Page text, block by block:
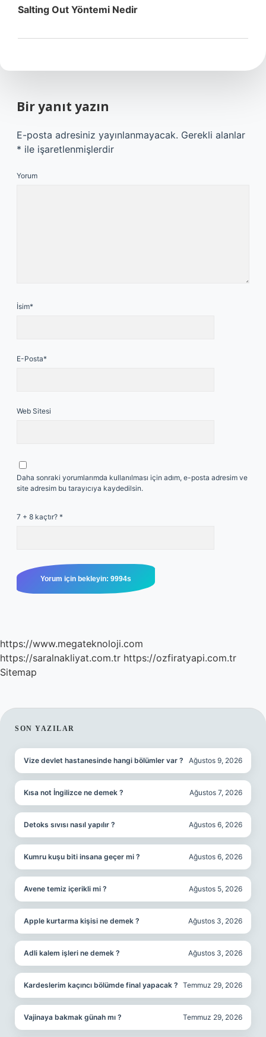
Salting Out Yöntemi Nedir
Bir yanıt yazın
E-posta adresiniz yayınlanmayacak. Gerekli alanlar
* ile işaretlenmişlerdir
Yorum
İsim*
E-Posta*
Web Sitesi
Daha sonraki yorumlarımda kullanılması için adım, e-posta adresim ve
site adresim bu tarayıcıya kaydedilsin.
7 + 8 kaçtır? *
https://www.megateknoloji.com
https://saralnakliyat.com.tr https://ozfiratyapi.com.tr
Sitemap
SIDEBAR
SON YAZILAR
Vize devlet hastanesinde hangi bölümler var ? Ağustos 9, 2026
Kısa not İngilizce ne demek ? Ağustos 7, 2026
Detoks sıvısı nasıl yapılır ? Ağustos 6, 2026
Kumru kuşu biti insana geçer mi ? Ağustos 6, 2026
Avene temiz içerikli mi ? Ağustos 5, 2026
Apple kurtarma kişisi ne demek ? Ağustos 3, 2026
Adli kalem işleri ne demek ? Ağustos 3, 2026
Kardeslerim kaçıncı bölümde final yapacak ? Temmuz 29, 2026
Vajinaya bakmak günah mı ? Temmuz 29, 2026